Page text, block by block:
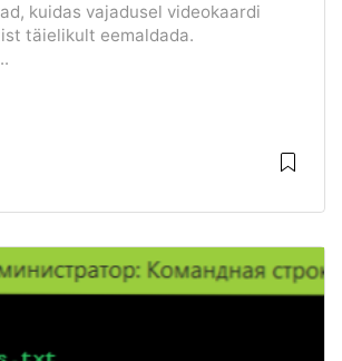
kuidas vajadusel videokaardi
täielikult eemaldada.